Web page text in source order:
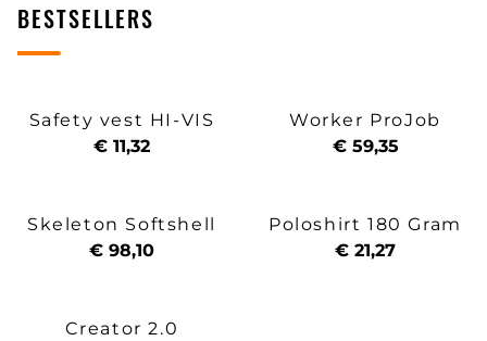
BESTSELLERS
Safety vest HI-VIS
€ 11,32
Worker ProJob
€ 59,35
Skeleton Softshell
€ 98,10
Poloshirt 180 Gram
€ 21,27
Creator 2.0